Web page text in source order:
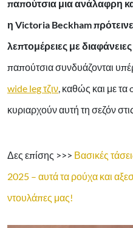
παπούτσια μια ανάλαφρη
η Victoria Beckham
λεπτομέρειες με
παπούτσια συνδυάζονται
wide leg τζιν , καθώς και με
κυριαρχούν αυτή τη σεζόν
Δες επίσης >>> Βασικές
2025 – αυτά τα ρούχα και
ντουλάπες μας!